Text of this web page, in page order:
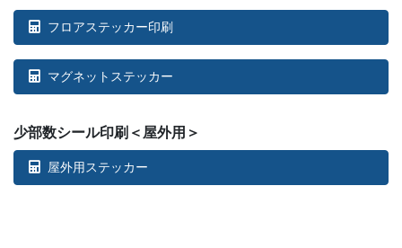
フロアステッカー印刷
マグネットステッカー
少部数シール印刷＜屋外用＞
屋外用ステッカー